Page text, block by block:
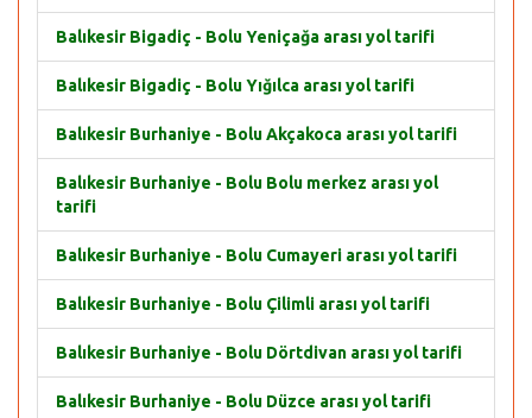
Balıkesir Bigadiç - Bolu Yeniçağa arası yol tarifi
Balıkesir Bigadiç - Bolu Yığılca arası yol tarifi
Balıkesir Burhaniye - Bolu Akçakoca arası yol tarifi
Balıkesir Burhaniye - Bolu Bolu merkez arası yol
tarifi
Balıkesir Burhaniye - Bolu Cumayeri arası yol tarifi
Balıkesir Burhaniye - Bolu Çilimli arası yol tarifi
Balıkesir Burhaniye - Bolu Dörtdivan arası yol tarifi
Balıkesir Burhaniye - Bolu Düzce arası yol tarifi